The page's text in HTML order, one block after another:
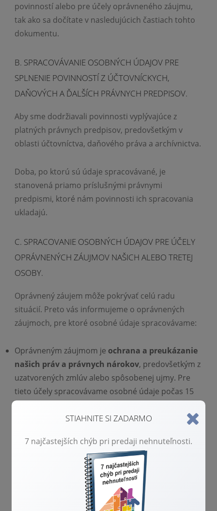
povinností alebo pre účely oprávneného záujmu,
tak ako sa dočítate v nasledujúcich častiach tohto
dokumentu.
B. SPRACOVÁVANIE OSOBNÝCH ÚDAJOV PRE
SPLNENIE POVINNOSTÍ Z ÚČTOVNÍCKYCH,
DAŇOVÝCH A ĎALŠÍCH PRÁVNYCH PREDPISOV.
Aby sme dodržiavali povinnosti vyplývajúce z
platných právnych predpisov, predovšetkým v
oblasti účtovníctva, daňového práva a archívnictva.
Doba, po ktorú sú údaje spracovávané, je
stanovená priamo príslušnými právnymi
predpismi, ktoré nám povinnosti ich spracovania
ukladajú.
C. SPRACOVANIE OSOBNÝCH ÚDAJOV PRE ÚČELY
OPRÁVNENÝCH ZÁUJMOV NAŠICH ALEBO TRETEJ
OSOBY.
Oprávnený záujem môže pokrývať celú radu
situácií. Preto vás informujeme o oprávnených
záujmoch, pre ktoré osobné údaje spracovávame:
Oprávneným záujmom je ochrana a preukázanie
našich práv a právnych nárokov, predovšetkým z
uzatvorených zmlúv alebo spôsobenej ujmy. Pre
tieto účely spracovávame osobné údaje počas 15
nášho posledného kontaktu, pokiaľ k uzatvorení
k premlčacím lehotám nárokov so zohľadnením
toho, že sa o prípadnom na súde uplatnenom
nároku nemusíme dozvedieť hneď v okamžiku jeho
uplatnenia druhou stranou. Pre tieto účely sú
uchovávané údaje zo zmlúv a našej vzájomnej
STIAHNITE SI ZADARMO
7 najčastejších chýb pri predaji nehnuteľnosti.